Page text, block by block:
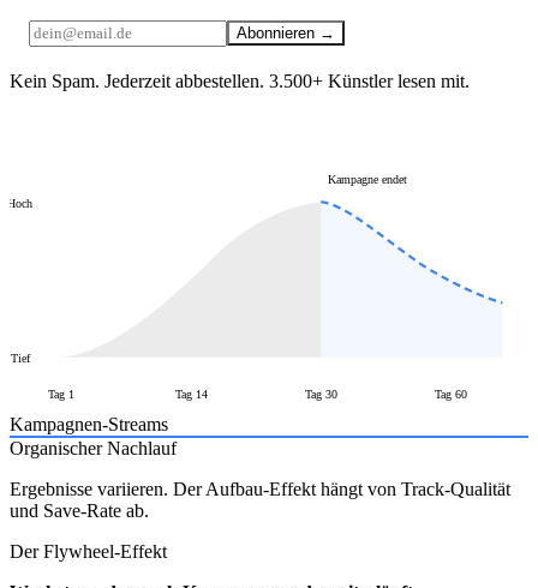
Abonnieren →
Kein Spam. Jederzeit abbestellen. 3.500+ Künstler lesen mit.
Hoch
Tief
Kampagne endet
Tag 1 Tag 14 Tag 30 Tag 60
Kampagnen-Streams
Organischer Nachlauf
Ergebnisse variieren. Der Aufbau-Effekt hängt von Track-Qualität
und Save-Rate ab.
Der Flywheel-Effekt